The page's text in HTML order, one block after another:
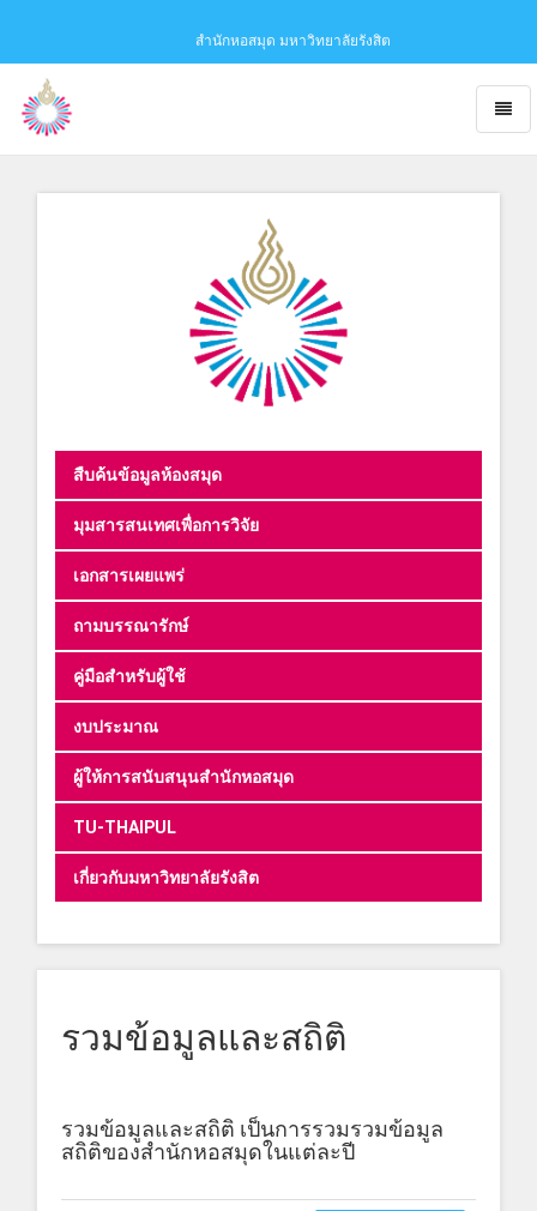
สำนักหอสมุด มหาวิทยาลัยรังสิต
go
สืบค้นข้อมูลห้องสมุด
มุมสารสนเทศเพื่อการวิจัย
เอกสารเผยแพร่
ถามบรรณารักษ์
คู่มือสำหรับผู้ใช้
งบประมาณ
ผู้ให้การสนับสนุนสำนักหอสมุด
TU-THAIPUL
เกี่ยวกับมหาวิทยาลัยรังสิต
รวมข้อมูลและสถิติ
รวมข้อมูลและสถิติ เป็นการรวมรวมข้อมูล
สถิติของสำนักหอสมุดในแต่ละปี